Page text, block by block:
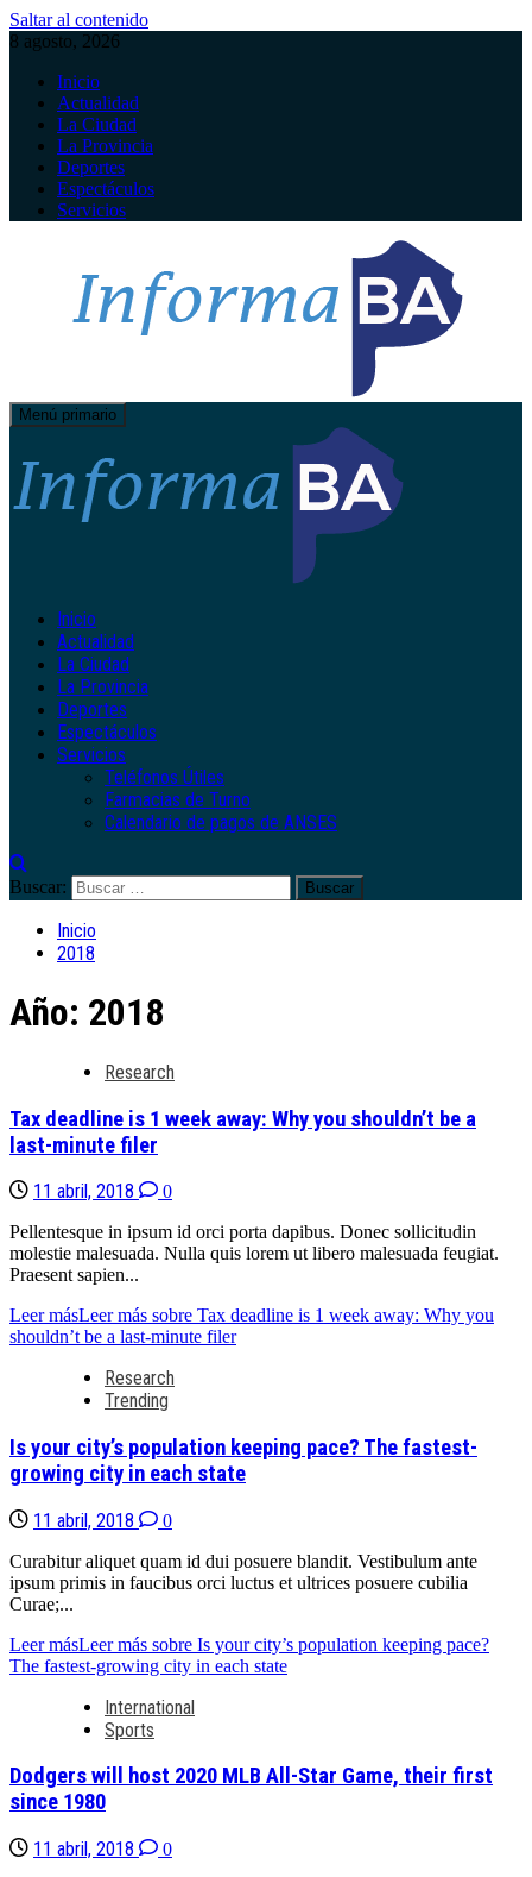
Saltar al contenido
8 agosto, 2026
Inicio
Actualidad
La Ciudad
La Provincia
Deportes
Espectáculos
Servicios
Menú primario
Inicio
Actualidad
La Ciudad
La Provincia
Deportes
Espectáculos
Servicios
Teléfonos Útiles
Farmacias de Turno
Calendario de pagos de ANSES
Buscar:
Inicio
2018
Año: 2018
Research
Tax deadline is 1 week away: Why you shouldn’t be a
last-minute filer
11 abril, 2018
0
Pellentesque in ipsum id orci porta dapibus. Donec sollicitudin
molestie malesuada. Nulla quis lorem ut libero malesuada feugiat.
Praesent sapien...
Leer másLeer más sobre Tax deadline is 1 week away: Why you
shouldn’t be a last-minute filer
Research
Trending
Is your city’s population keeping pace? The fastest-
growing city in each state
11 abril, 2018
0
Curabitur aliquet quam id dui posuere blandit. Vestibulum ante
ipsum primis in faucibus orci luctus et ultrices posuere cubilia
Curae;...
Leer másLeer más sobre Is your city’s population keeping pace?
The fastest-growing city in each state
International
Sports
Dodgers will host 2020 MLB All-Star Game, their first
since 1980
11 abril, 2018
0